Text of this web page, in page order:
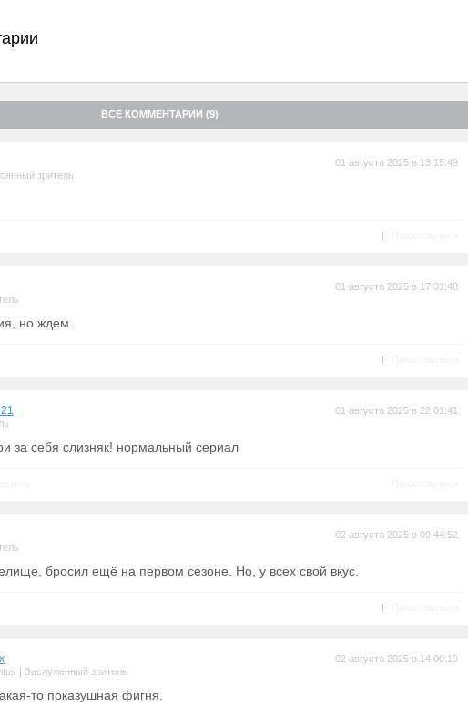
ВСЕ КОММЕНТАРИИ (9)
зритель
01 августа 2025 в 13:15:49
|
01 августа 2025 в 17:31:48
но ждем.
|
01 августа 2025 в 22:01:41
за себя слизняк! нормальный сериал
02 августа 2025 в 09:44:52
бросил ещё на первом сезоне. Но, у всех свой вкус.
|
Заслуженный зритель
02 августа 2025 в 14:00:19
то показушная фигня.